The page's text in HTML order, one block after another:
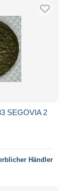
SEGOVIA 2
Händler